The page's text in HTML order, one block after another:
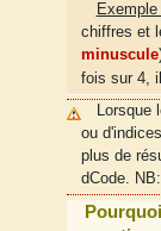
Exemple
chiffres et
minuscule
fois sur 4,
Lorsque
ou
plus de
dCode.